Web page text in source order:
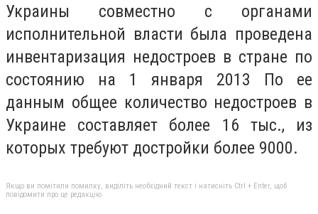
Украины совместно с органами
исполнительной власти была проведена
инвентаризация недостроев в стране по
состоянию на 1 января 2013 По ее
данным общее количество недостроев в
Украине составляет более 16 тыс., из
которых требуют достройки более 9000.
Якщо ви помітили помилку, виділіть необхідний текст і натисніть Ctrl + Enter, щоб
повідомити про це редакцію